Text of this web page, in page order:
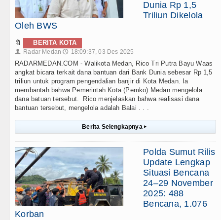
Dunia Rp 1,5
Triliun Dikelola
Oleh BWS
🔖 BERITA KOTA
👤 Radar Medan 🕔 18:09:37, 03 Des 2025
RADARMEDAN.COM - Walikota Medan, Rico Tri Putra Bayu Waas
angkat bicara terkait dana bantuan dari Bank Dunia sebesar Rp 1,5
triliun untuk program pengendalian banjir di Kota Medan. Ia
membantah bahwa Pemerintah Kota (Pemko) Medan mengelola
dana batuan tersebut. Rico menjelaskan bahwa realisasi dana
bantuan tersebut, mengelola adalah Balai . . .
Berita Selengkapnya ▸
Polda Sumut Rilis
Update Lengkap
Situasi Bencana
24–29 November
2025: 488
Bencana, 1.076
Korban